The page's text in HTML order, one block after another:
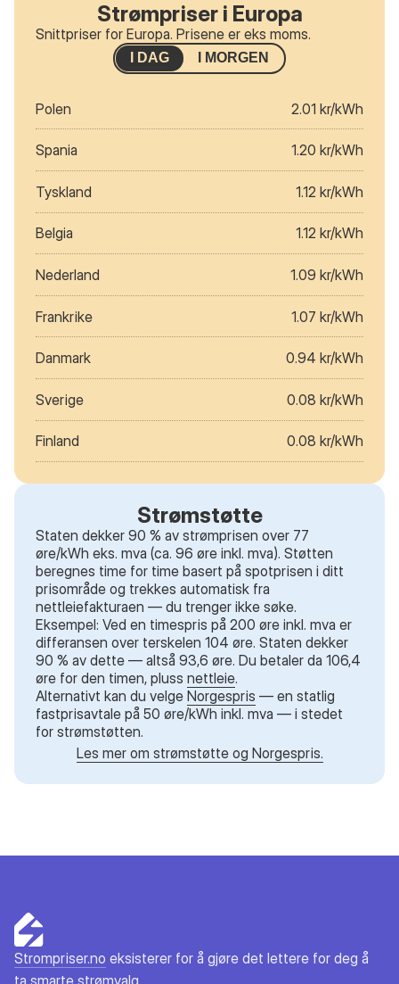
Strømpriser i Europa
Snittpriser for Europa. Prisene er eks moms.
I DAG I MORGEN
Polen 2.01 kr/kWh
Spania 1.20 kr/kWh
Tyskland 1.12 kr/kWh
Belgia 1.12 kr/kWh
Nederland 1.09 kr/kWh
Frankrike 1.07 kr/kWh
Danmark 0.94 kr/kWh
Sverige 0.08 kr/kWh
Finland 0.08 kr/kWh
Strømstøtte
Staten dekker 90 % av strømprisen over 77
øre/kWh eks. mva (ca. 96 øre inkl. mva). Støtten
beregnes time for time basert på spotprisen i ditt
prisområde og trekkes automatisk fra
nettleiefakturaen — du trenger ikke søke.
Eksempel: Ved en timespris på 200 øre inkl. mva er
differansen over terskelen 104 øre. Staten dekker
90 % av dette — altså 93,6 øre. Du betaler da 106,4
øre for den timen, pluss nettleie.
Alternativt kan du velge Norgespris — en statlig
fastprisavtale på 50 øre/kWh inkl. mva — i stedet
for strømstøtten.
Les mer om strømstøtte og Norgespris.
Strompriser.no eksisterer for å gjøre det lettere for deg å